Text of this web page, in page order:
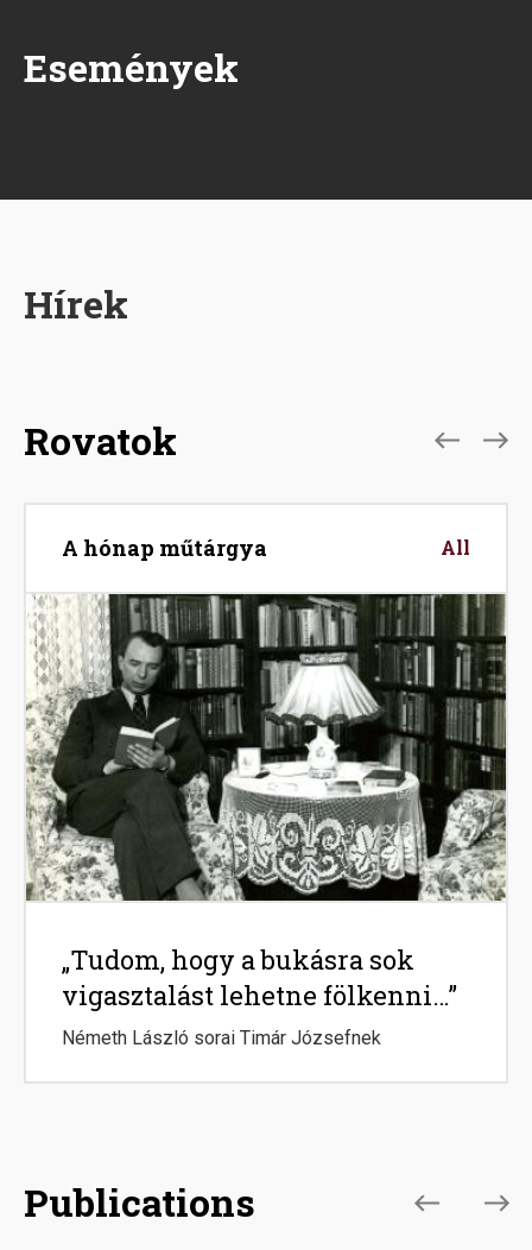
Események
Hírek
Rovatok
A hónap műtárgya All
Image
„Tudom, hogy a bukásra sok
vigasztalást lehetne fölkenni…”
Németh László sorai Timár Józsefnek
Publications